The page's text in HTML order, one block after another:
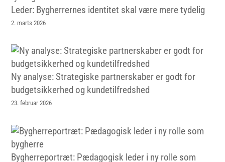
Leder: Bygherrernes identitet skal være mere tydelig
2. marts 2026
Ny analyse: Strategiske partnerskaber er godt for
budgetsikkerhed og kundetilfredshed
23. februar 2026
Bygherreportræt: Pædagogisk leder i ny rolle som